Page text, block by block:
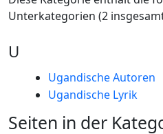
Unterkategorien (2
U
Ugandische Autoren
Ugandische Lyrik
Seiten in der